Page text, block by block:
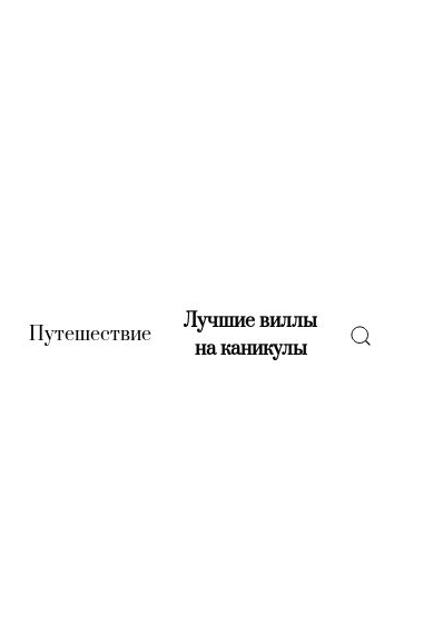
(current)
Путешествие(current)
Лучшие виллы
на каникулы(current)